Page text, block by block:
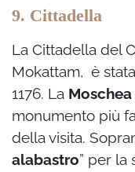
9. Cittadella
La Cittadella del
Mokattam, è
1176. La
monumento più
della visita.
alabastro” per la